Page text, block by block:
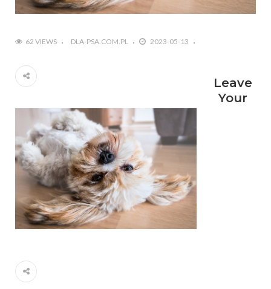
62 VIEWS DLA-PSA.COM.PL 2023-05-13
Leave
Your